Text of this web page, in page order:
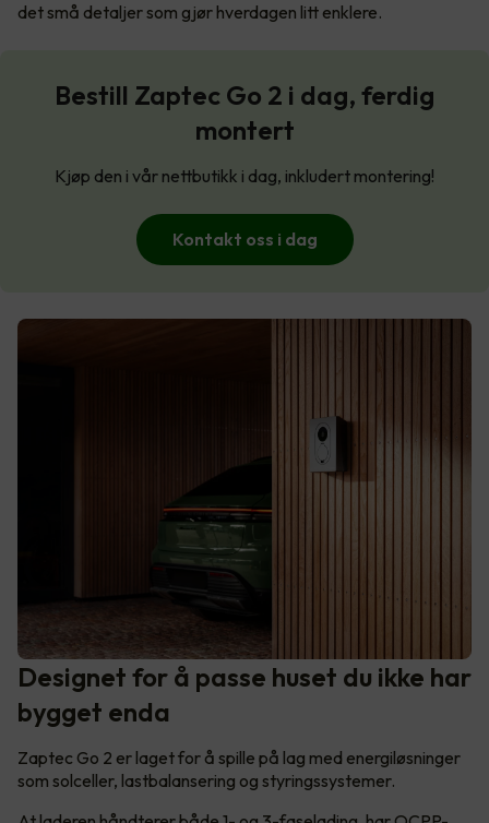
det små detaljer som gjør hverdagen litt enklere.
Bestill Zaptec Go 2 i dag, ferdig
montert
Kjøp den i vår nettbutikk i dag, inkludert montering!
Kontakt oss i dag
Designet for å passe huset du ikke har
bygget enda
Zaptec Go 2 er laget for å spille på lag med energiløsninger
som solceller, lastbalansering og styringssystemer.